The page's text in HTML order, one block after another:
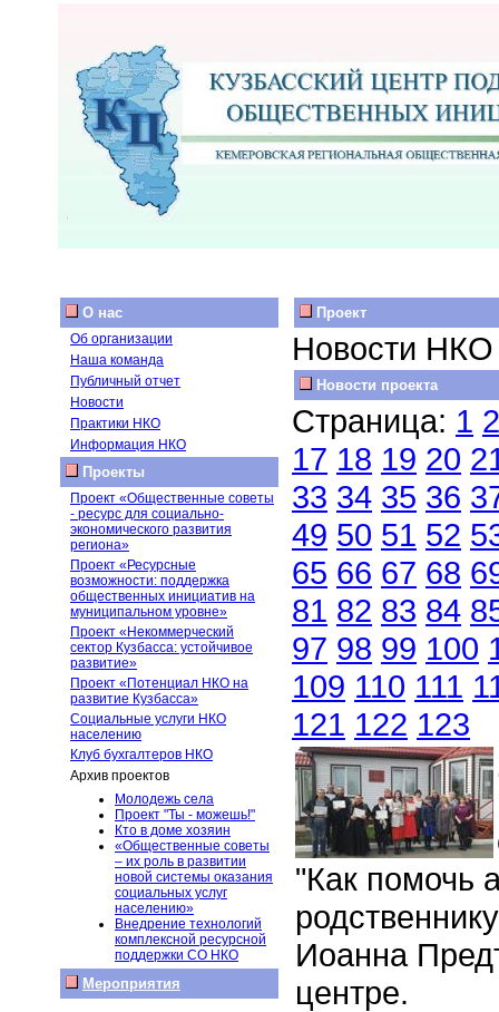
О нас
Об организации
Наша команда
Публичный отчет
Новости
Практики НКО
Информация НКО
Проекты
Проект «Общественные советы
- ресурс для социально-
экономического развития
региона»
Проект «Ресурсные
возможности: поддержка
общественных инициатив на
муниципальном уровне»
Проект «Некоммерческий
сектор Кузбасса: устойчивое
развитие»
Проект «Потенциал НКО на
развитие Кузбасса»
Социальные услуги НКО
населению
Клуб бухгалтеров НКО
Архив проектов
Молодежь села
Проект "Ты - можешь!"
Кто в доме хозяин
«Общественные советы
– их роль в развитии
новой системы оказания
социальных услуг
населению»
Внедрение технологий
комплексной ресурсной
поддержки СО НКО
Мероприятия
Проект
Новости НКО
Новости проекта
Страница: 1 2
17 18 19 20
33 34 35 36
49 50 51 52
65 66 67 68
81 82 83 84
97 98 99 100
109 110 111
121 122 123
"Как помочь
Иоанна
центре.